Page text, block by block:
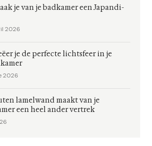
je van je badkamer een Japandi-
2026
je de perfecte lichtsfeer in je
2026
lamelwand maakt van je
een heel ander vertrek